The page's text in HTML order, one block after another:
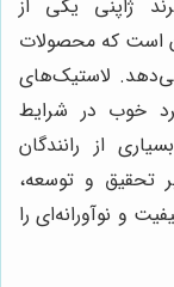
ژاپنی یکی از
است که محصولات
می‌دهد. لاستیک‌های
خوب در شرایط
از رانندگان
تحقیق و توسعه،
و نوآورانه‌ای را